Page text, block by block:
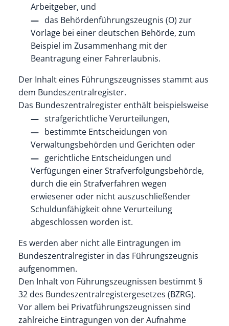
Arbeitgeber, und
das Behördenführungszeugnis (O) zur
Vorlage bei einer deutschen Behörde, zum
Beispiel im Zusammenhang mit der
Beantragung einer Fahrerlaubnis.
Der Inhalt eines Führungszeugnisses stammt aus
dem Bundeszentralregister.
Das Bundeszentralregister enthält beispielsweise
strafgerichtliche Verurteilungen,
bestimmte Entscheidungen von
Verwaltungsbehörden und Gerichten oder
gerichtliche Entscheidungen und
Verfügungen einer Strafverfolgungsbehörde,
durch die ein Strafverfahren wegen
erwiesener oder nicht auszuschließender
Schuldunfähigkeit ohne Verurteilung
abgeschlossen worden ist.
Es werden aber nicht alle Eintragungen im
Bundeszentralregister in das Führungszeugnis
aufgenommen.
Den Inhalt von Führungszeugnissen bestimmt §
32 des Bundeszentralregistergesetzes (BZRG).
Vor allem bei Privatführungszeugnissen sind
zahlreiche Eintragungen von der Aufnahme